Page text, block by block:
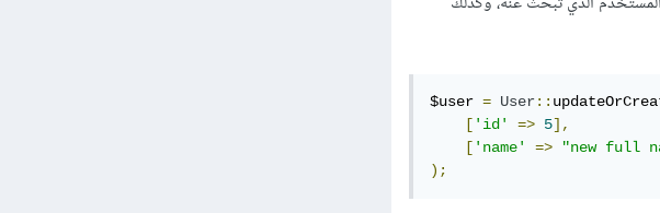
$user = User::
[ 'id' => 5],
[ 'name' => "new full
);